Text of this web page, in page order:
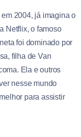
2004, já imagina o
Netflix, o famoso
foi dominado por
filha de Van
Ela e outros
nesse mundo
para assistir